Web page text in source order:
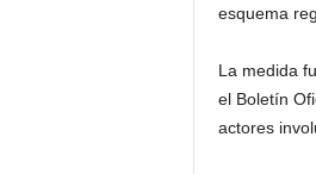
esquema
La medida
el Boletín
actores